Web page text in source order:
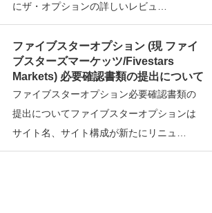
にザ・オプションの詳しいレビュ…
ファイブスターオプション (現 ファイ
ブスターズマーケッツ/Fivestars
Markets) 必要確認書類の提出について
ファイブスターオプション必要確認書類の
提出についてファイブスターオプションは
サイト名、サイト構成が新たにリニュ…